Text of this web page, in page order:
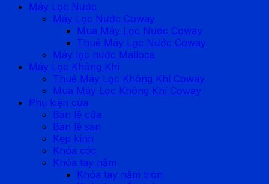
Máy Lọc Nước
Máy Lọc Nước Coway
Mua Máy Lọc Nước Coway
Thuê Máy Lọc Nước Coway
Máy lọc nước Malloca
Máy Lọc Không Khí
Thuê Máy Lọc Không Khí Coway
Mua Máy Lọc Không Khí Coway
Phụ kiện cửa
Bản lề cửa
Bản lề sàn
Kẹp kính
Khóa cóc
Khóa tay nắm
Khóa tay nắm tròn